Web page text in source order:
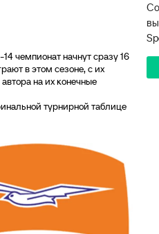
чемпионат начнут сразу 16
в этом сезоне, с их
на их конечные
турнирной таблице